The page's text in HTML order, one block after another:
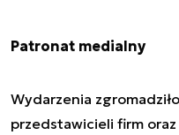
Patronat medialny
Wydarzenia
przedstawicieli firm